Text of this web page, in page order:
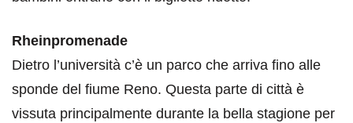
Rheinpromenade
Dietro l’università c’è un parco che arriva fino alle
sponde del fiume Reno. Questa parte di città è
vissuta principalmente durante la bella stagione per